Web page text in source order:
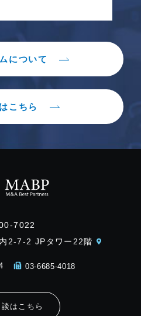
について
こちら
7022
2-7-2 JPタワー22階
03-6685-4018
はこちら